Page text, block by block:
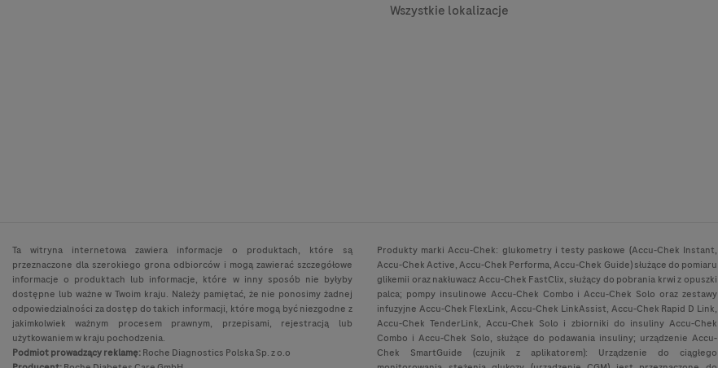
Wszystkie lokalizacje
Ta witryna internetowa zawiera informacje o produktach, które są
przeznaczone dla szerokiego grona odbiorców i mogą zawierać szczegółowe
informacje o produktach lub informacje, które w inny sposób nie byłyby
dostępne lub ważne w Twoim kraju. Należy pamiętać, że nie ponosimy żadnej
odpowiedzialności za dostęp do takich informacji, które mogą być niezgodne z
jakimkolwiek ważnym procesem prawnym, przepisami, rejestracją lub
użytkowaniem w kraju pochodzenia.
Podmiot prowadzący reklamę:Roche Diagnostics Polska Sp. z o.o
Produkty marki Accu-Chek: glukometry i testy paskowe (Accu-Chek Instant,
Accu-Chek Active, Accu-Chek Performa, Accu-Chek Guide) służące do pomiaru
glikemii oraz nakłuwacz Accu-Chek FastClix, służący do pobrania krwi z opuszki
palca; pompy insulinowe Accu-Chek Combo i Accu-Chek Solo oraz zestawy
infuzyjne Accu-Chek FlexLink, Accu-Chek LinkAssist, Accu-Chek Rapid D Link,
Accu-Chek TenderLink, Accu-Chek Solo i zbiorniki do insuliny Accu-Chek
Combo i Accu-Chek Solo, służące do podawania insuliny; urządzenie Accu-
Chek SmartGuide (czujnik z aplikatorem): Urządzenie do ciągłego